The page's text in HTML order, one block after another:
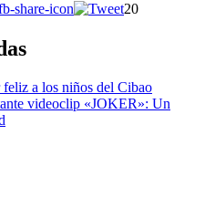
20
feliz a los niños del Cibao
videoclip «JOKER»: Un